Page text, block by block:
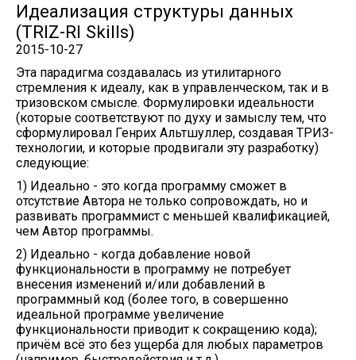
Идеализация структуры данных
(TRIZ-RI Skills)
2015-10-27
Эта парадигма создавалась из утилитарного
стремления к идеалу, как в управленческом, так и в
тризовском смысле. Формулировки идеальности
(которые соответствуют по духу и замыслу тем, что
сформулировал Генрих Альтшуллер, создавая ТРИЗ-
технологии, и которые продвигали эту разработку)
следующие:
1) Идеально - это когда программу сможет в
отсутствие Автора не только сопровождать, но и
развивать программист с меньшей квалификацией,
чем Автор программы.
2) Идеально - когда добавление новой
функциональности в программу не потребует
внесения изменений и/или добавлений в
программный код (более того, в совершенно
идеальной программе увеличение
функциональности приводит к сокращению кода);
причём всё это без ущерба для любых параметров